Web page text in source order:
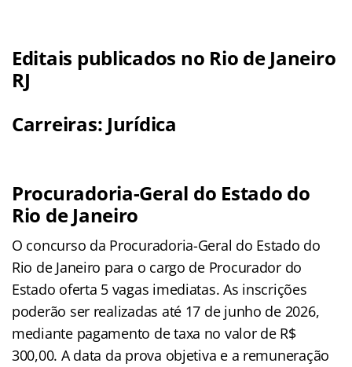
Editais publicados no Rio de Janeiro
RJ
Carreiras: Jurídica
Procuradoria-Geral do Estado do
Rio de Janeiro
O concurso da Procuradoria-Geral do Estado do
Rio de Janeiro para o cargo de Procurador do
Estado oferta 5 vagas imediatas. As inscrições
poderão ser realizadas até 17 de junho de 2026,
mediante pagamento de taxa no valor de R$
300,00. A data da prova objetiva e a remuneração